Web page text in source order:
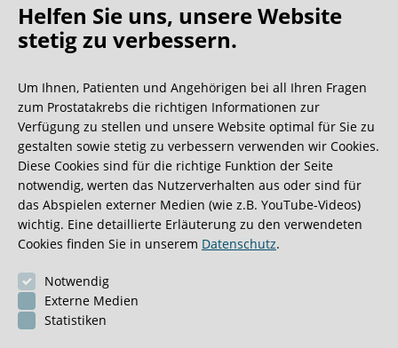
Oh what a ride!
Wir bekommen ja viele tolle Gästebucheinträge,
aber dieser ist doch sehr ungewöhnlich.
0:40 Minuten
Helfen Sie uns, unsere Website
stetig zu verbessern.
Um Ihnen, Patienten und Angehörigen bei all Ihren Fragen
zum Prostatakrebs die richtigen Informationen zur
Verfügung zu stellen und unsere Website optimal für Sie zu
gestalten sowie stetig zu verbessern verwenden wir Cookies.
Diese Cookies sind für die richtige Funktion der Seite
notwendig, werten das Nutzerverhalten aus oder sind für
das Abspielen externer Medien (wie z.B. YouTube-Videos)
wichtig. Eine detaillierte Erläuterung zu den verwendeten
Cookies finden Sie in unserem Datenschutz.
Notwendig
Externe Medien
Statistiken